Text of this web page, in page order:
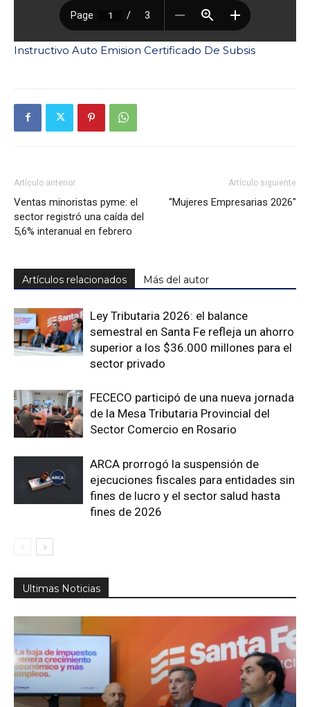
Instructivo Auto Emision Certificado De Subsis
Artículo anterior
Ventas minoristas pyme: el
sector registró una caída del
5,6% interanual en febrero
Artículo siguiente
“Mujeres Empresarias 2026″
Artículos relacionados Más del autor
Ley Tributaria 2026: el balance
semestral en Santa Fe refleja un ahorro
superior a los $36.000 millones para el
sector privado
FECECO participó de una nueva jornada
de la Mesa Tributaria Provincial del
Sector Comercio en Rosario
ARCA prorrogó la suspensión de
ejecuciones fiscales para entidades sin
fines de lucro y el sector salud hasta
fines de 2026
Ultimas Noticias